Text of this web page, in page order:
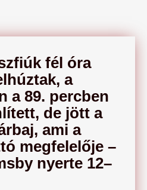
fél óra
a
a 89. percben
de jött a
ami a
megfelelője –
nyerte 12–